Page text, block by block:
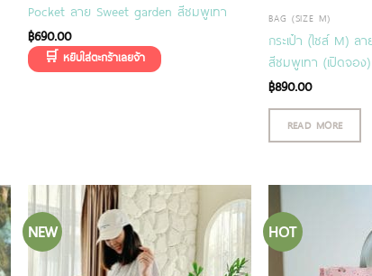
Pocket ลาย Sweet garden สีชมพูเทา
฿690.00
BAG (SIZE M)
กระเป๋า (ไซส์ M) ล
สีชมพูเทา (เปิดจอง)
฿890.00
READ MORE
NEW HOT